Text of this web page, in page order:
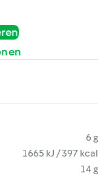
6 g
1665 kJ / 397 kcal
14 g